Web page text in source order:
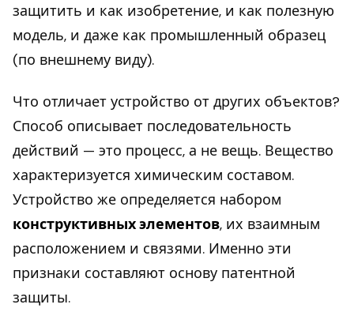
защитить и как изобретение, и как полезную
модель, и даже как промышленный образец
(по внешнему виду).
Что отличает устройство от других объектов?
Способ описывает последовательность
действий — это процесс, а не вещь. Вещество
характеризуется химическим составом.
Устройство же определяется набором
конструктивных элементов, их взаимным
расположением и связями. Именно эти
признаки составляют основу патентной
защиты.